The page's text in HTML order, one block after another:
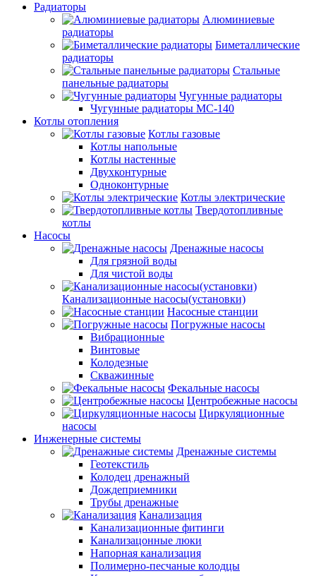
Радиаторы
Алюминиевые
радиаторы
Биметаллические
радиаторы
Стальные
панельные радиаторы
Чугунные радиаторы
Чугунные радиаторы МС-140
Котлы отопления
Котлы газовые
Котлы напольные
Котлы настенные
Двухконтурные
Одноконтурные
Котлы электрические
Твердотопливные
котлы
Насосы
Дренажные насосы
Для грязной воды
Для чистой воды
Канализационные насосы(установки)
Насосные станции
Погружные насосы
Вибрационные
Винтовые
Колодезные
Скважинные
Фекальные насосы
Центробежные насосы
Циркуляционные
насосы
Инженерные системы
Дренажные системы
Геотекстиль
Колодец дренажный
Дождеприемники
Трубы дренажные
Канализация
Канализационные фитинги
Канализацонные люки
Напорная канализация
Полимерно-песчаные колодцы